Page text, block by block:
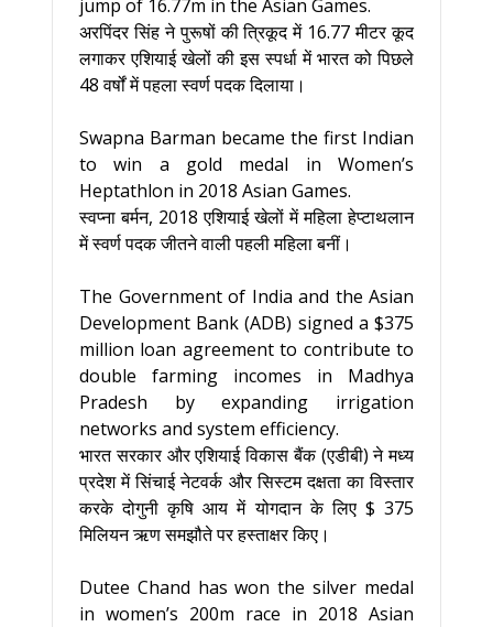
jump of 16.77m in the Asian Games.
अरपिंदर सिंह ने पुरूषों की त्रिकूद में 16.77 मीटर कूद
लगाकर एशियाई खेलों की इस स्पर्धा में भारत को पिछले
48 वर्षों में पहला स्वर्ण पदक दिलाया।
Swapna Barman became the first Indian
to win a gold medal in Women’s
Heptathlon in 2018 Asian Games.
स्‍वप्‍ना बर्मन, 2018 एशियाई खेलों में महिला हेप्‍टाथलान
में स्वर्ण पदक जीतने वाली पहली महिला बनीं।
The Government of India and the Asian
Development Bank (ADB) signed a $375
million loan agreement to contribute to
double farming incomes in Madhya
Pradesh by expanding irrigation
networks and system efficiency.
भारत सरकार और एशियाई विकास बैंक (एडीबी) ने मध्य
प्रदेश में सिंचाई नेटवर्क और सिस्टम दक्षता का विस्तार
करके दोगुनी कृषि आय में योगदान के लिए $ 375
मिलियन ऋण समझौते पर हस्ताक्षर किए।
Dutee Chand has won the silver medal
in women’s 200m race in 2018 Asian